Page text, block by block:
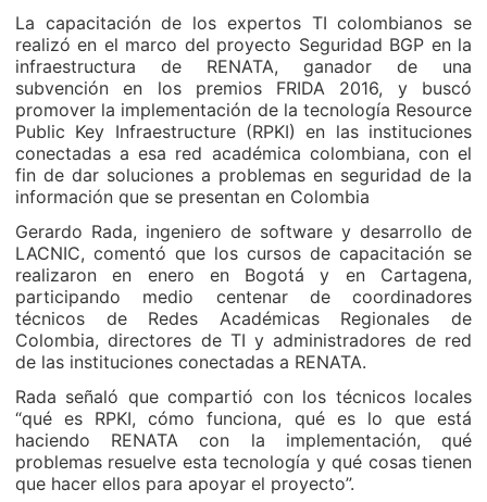
La capacitación de los expertos TI colombianos se
realizó en el marco del proyecto Seguridad BGP en la
infraestructura de RENATA, ganador de una
subvención en los premios FRIDA 2016, y buscó
promover la implementación de la tecnología Resource
Public Key Infraestructure (RPKI) en las instituciones
conectadas a esa red académica colombiana, con el
fin de dar soluciones a problemas en seguridad de la
información que se presentan en Colombia
Gerardo Rada, ingeniero de software y desarrollo de
LACNIC, comentó que los cursos de capacitación se
realizaron en enero en Bogotá y en Cartagena,
participando medio centenar de coordinadores
técnicos de Redes Académicas Regionales de
Colombia, directores de TI y administradores de red
de las instituciones conectadas a RENATA.
Rada señaló que compartió con los técnicos locales
“qué es RPKI, cómo funciona, qué es lo que está
haciendo RENATA con la implementación, qué
problemas resuelve esta tecnología y qué cosas tienen
que hacer ellos para apoyar el proyecto”.